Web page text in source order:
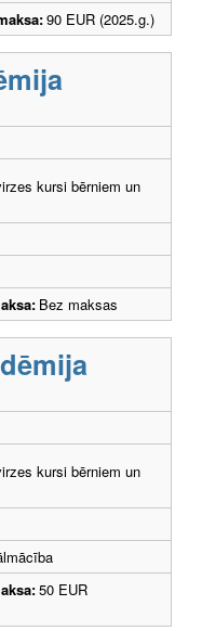
90 EUR (2025.g.)
kursi bērniem un
Bez maksas
kursi bērniem un
50 EUR